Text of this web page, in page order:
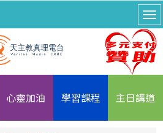
心靈加油 學習課程 主日講道